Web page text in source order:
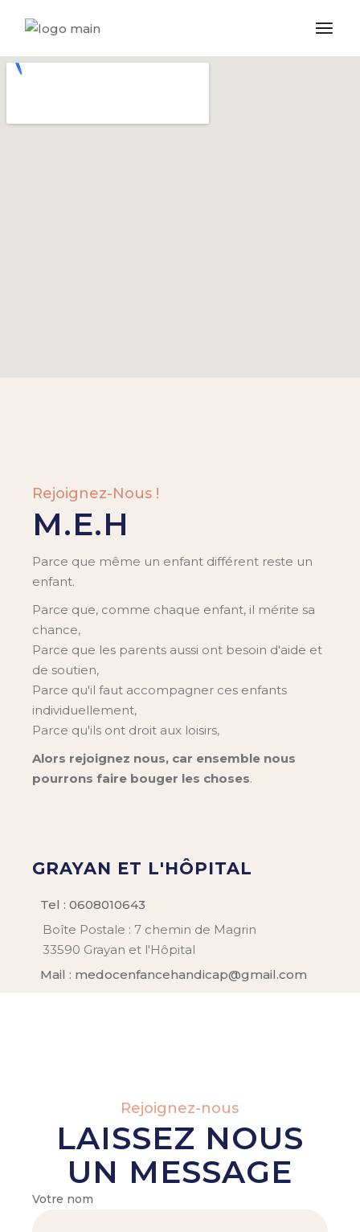
Rejoignez-Nous !
M.E.H
Parce que même un enfant différent reste un
enfant.
Parce que, comme chaque enfant, il mérite sa
chance,
Parce que les parents aussi ont besoin d'aide et
de soutien,
Parce qu'il faut accompagner ces enfants
individuellement,
Parce qu'ils ont droit aux loisirs,
Alors rejoignez nous, car ensemble nous
pourrons faire bouger les choses.
GRAYAN ET L'HÔPITAL
Tel : 0608010643
Boîte Postale : 7 chemin de Magrin
33590 Grayan et l'Hôpital
Mail : medocenfancehandicap@gmail.com
Rejoignez-nous
LAISSEZ NOUS
UN MESSAGE
Votre nom